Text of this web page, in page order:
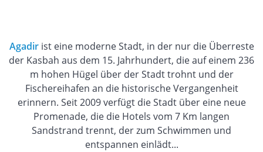
Agadirist eine moderne Stadt, in der nur die Überreste
der Kasbah aus dem 15. Jahrhundert, die auf einem 236
m hohen Hügel über der Stadt trohnt und der
Fischereihafen an die historische Vergangenheit
erinnern. Seit 2009 verfügt die Stadt über eine neue
Promenade, die die Hotels vom 7 Km langen
Sandstrand trennt, der zum Schwimmen und
entspannen einlädt...